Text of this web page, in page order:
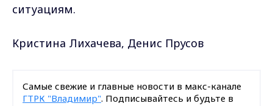
ситуациям.
Кристина Лихачева, Денис Прусов
Самые свежие и главные новости в макс-канале
ГТРК "Владимир". Подписывайтесь и будьте в